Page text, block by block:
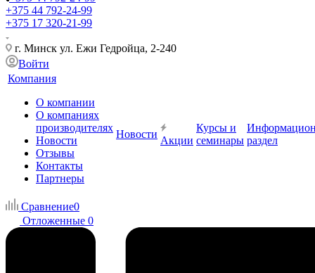
+375 44 792-24-99
+375 17 320-21-99
г. Минск ул. Ежи Гедройца, 2-240
Войти
Компания
О компании
О компаниях
производителях
Новости
Отзывы
Контакты
Партнеры
Новости
Акции
Курсы и
семинары раздел
Сравнение0
Отложенные 0